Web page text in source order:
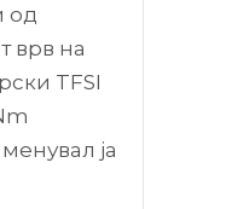
од
врв на
TFSI
ја